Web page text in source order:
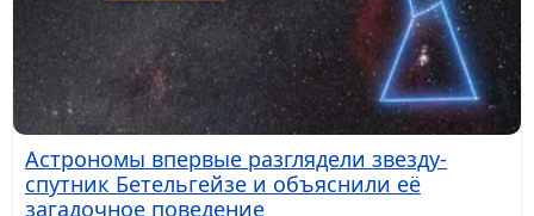
Астрономы впервые разглядели звезду-
спутник Бетельгейзе и объяснили её
загадочное поведение